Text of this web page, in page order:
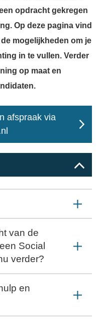
opdracht gekregen
Op deze pagina vind
mogelijkheden om je
in te vullen. Verder
op maat en
afspraak via
van de
Social
verder?
en